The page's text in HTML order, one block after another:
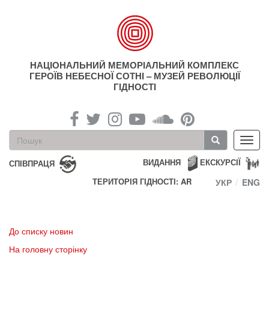
НАЦІОНАЛЬНИЙ МЕМОРІАЛЬНИЙ КОМПЛЕКС
ГЕРОЇВ НЕБЕСНОЇ СОТНІ – МУЗЕЙ РЕВОЛЮЦІЇ
ГІДНОСТІ
Пошукова
форма
Пошук
СПІВПРАЦЯ ЕКСКУРСІЇ
ВИДАННЯ
ТЕРИТОРІЯ ГІДНОСТІ: AR
УКР ENG
До списку новин
На головну сторінку